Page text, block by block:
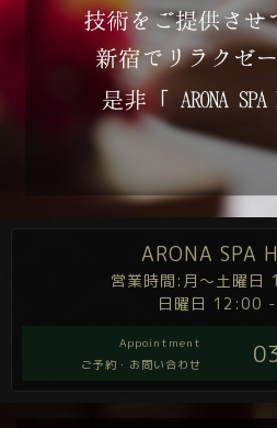
ARONA SPA
営業時間:月～土曜
日曜日 12:00
Appointment
ご予約・お問い合わせ